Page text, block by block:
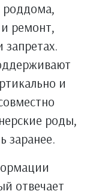
роддома,
ремонт,
запретах.
и
роды,
заранее.
отвечает